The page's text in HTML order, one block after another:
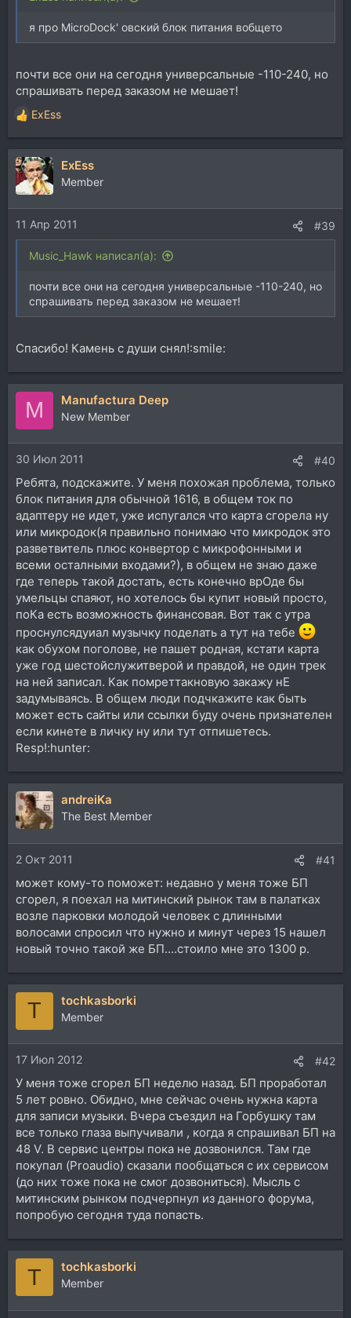
я про MicroDock' овский блок питания вобщето
почти все они на сегодня универсальные -110-240, но
спрашивать перед заказом не мешает!
Р
е
а
к
ц
и
и
:
ExEss
ExEss
Member
11 Апр 2011 #39
Music_Hawk написал(а):
почти все они на сегодня универсальные -110-240, но
спрашивать перед заказом не мешает!
Спасибо! Камень с души снял!:smile:
M Manufactura Deep
New Member
30 Июл 2011 #40
Ребята, подскажите. У меня похожая проблема, только
блок питания для обычной 1616, в общем ток по
адаптеру не идет, уже испугался что карта сгорела ну
или микродок(я правильно понимаю что микродок это
разветвитель плюс конвертор с микрофонными и
всеми осталными входами?), в общем не знаю даже
где теперь такой достать, есть конечно врОде бы
умельцы спаяют, но хотелось бы купит новый просто,
поКа есть возможность финансовая. Вот так с утра
проснулсядуиал музычку поделать а тут на тебе
как обухом поголове, не пашет родная, кстати карта
уже год шестойслужитверой и правдой, не один трек
на ней записал. Как помреттакновую закажу нЕ
задумываясь. В общем люди подчкажите как быть
может есть сайты или ссылки буду очень признателен
если кинете в личку ну или тут отпишетесь.
Resp!:hunter:
andreiKa
The Best Member
2 Окт 2011 #41
может кому-то поможет: недавно у меня тоже БП
сгорел, я поехал на митинский рынок там в палатках
возле парковки молодой человек с длинными
волосами спросил что нужно и минут через 15 нашел
новый точно такой же БП....стоило мне это 1300 р.
T tochkasborki
Member
17 Июл 2012 #42
У меня тоже сгорел БП неделю назад. БП проработал
5 лет ровно. Обидно, мне сейчас очень нужна карта
для записи музыки. Вчера съездил на Горбушку там
все только глаза выпучивали , когда я спрашивал БП на
48 V. В сервис центры пока не дозвонился. Там где
покупал (Proaudio) сказали пообщаться с их сервисом
(до них тоже пока не смог дозвониться). Мысль с
митинским рынком подчерпнул из данного форума,
попробую сегодня туда попасть.
T tochkasborki
Member